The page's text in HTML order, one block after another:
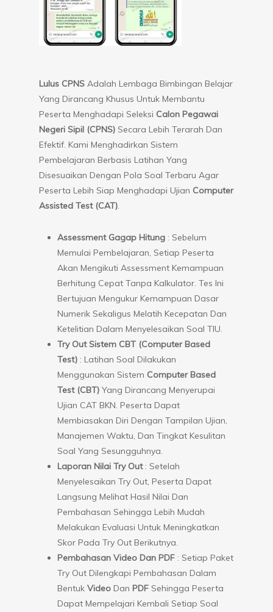
Lulus CPNS Adalah Lembaga Bimbingan Belajar
Yang Dirancang Khusus Untuk Membantu
Peserta Menghadapi Seleksi Calon Pegawai
Negeri Sipil (CPNS) Secara Lebih Terarah Dan
Efektif. Kami Menghadirkan Sistem
Pembelajaran Berbasis Latihan Yang
Disesuaikan Dengan Pola Soal Terbaru Agar
Peserta Lebih Siap Menghadapi Ujian Computer
Assisted Test (CAT).
Assessment Gagap Hitung : Sebelum
Memulai Pembelajaran, Setiap Peserta
Akan Mengikuti Assessment Kemampuan
Berhitung Cepat Tanpa Kalkulator. Tes Ini
Bertujuan Mengukur Kemampuan Dasar
Numerik Sekaligus Melatih Kecepatan Dan
Ketelitian Dalam Menyelesaikan Soal TIU.
Try Out Sistem CBT (Computer Based
Test) : Latihan Soal Dilakukan
Menggunakan Sistem Computer Based
Test (CBT) Yang Dirancang Menyerupai
Ujian CAT BKN. Peserta Dapat
Membiasakan Diri Dengan Tampilan Ujian,
Manajemen Waktu, Dan Tingkat Kesulitan
Soal Yang Sesungguhnya.
Laporan Nilai Try Out: Setelah
Menyelesaikan Try Out, Peserta Dapat
Langsung Melihat Hasil Nilai Dan
Pembahasan Sehingga Lebih Mudah
Melakukan Evaluasi Untuk Meningkatkan
Skor Pada Try Out Berikutnya.
Pembahasan Video Dan PDF : Setiap Paket
Try Out Dilengkapi Pembahasan Dalam
Bentuk Video Dan PDF Sehingga Peserta
Dapat Mempelajari Kembali Setiap Soal